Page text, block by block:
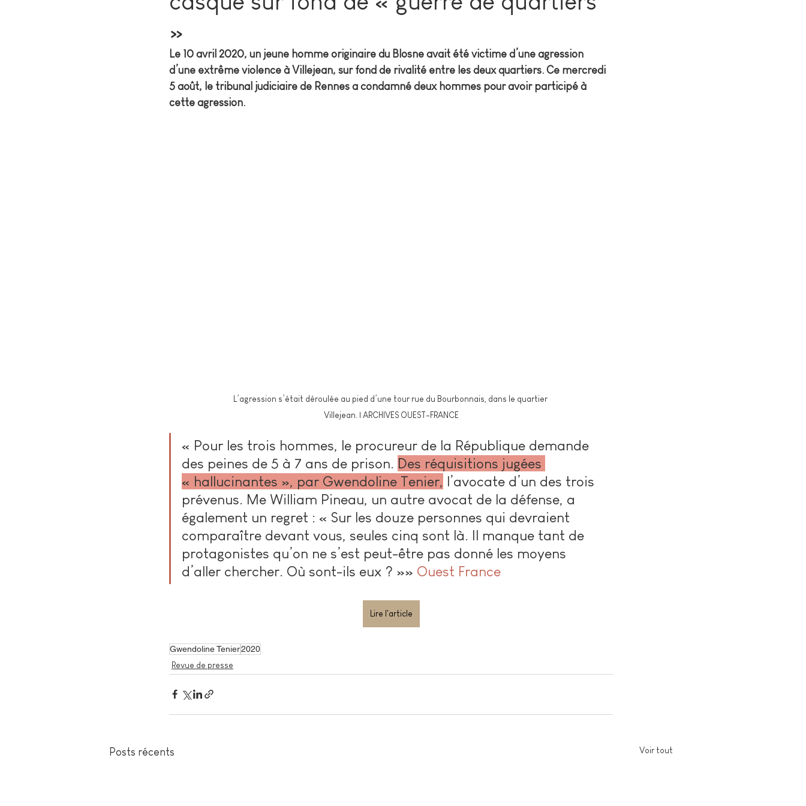
»
Le 10 avril 2020, un jeune homme originaire du Blosne avait été victime d’une agression
d’une extrême violence à Villejean, sur fond de rivalité entre les deux quartiers. Ce mercredi
5 août, le tribunal judiciaire de Rennes a condamné deux hommes pour avoir participé à
cette agression.
L’agression s’était déroulée au pied d’une tour rue du Bourbonnais, dans le quartier
Villejean. | ARCHIVES OUEST-FRANCE
« Pour les trois hommes, le procureur de la République demande
des peines de 5 à 7 ans de prison. Des réquisitions jugées
« hallucinantes », par Gwendoline Tenier, l’avocate d’un des trois
prévenus. Me William Pineau, un autre avocat de la défense, a
également un regret : « Sur les douze personnes qui devraient
comparaître devant vous, seules cinq sont là. Il manque tant de
protagonistes qu’on ne s’est peut-être pas donné les moyens
d’aller chercher. Où sont-ils eux ? »» Ouest France
Lire l'article
Gwendoline Tenier2020
Revue de presse
Posts récents Voir tout